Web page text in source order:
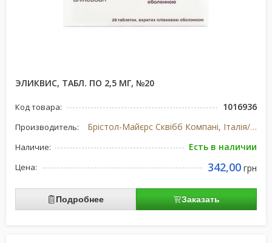
ЭЛИКВИС, ТАБЛ. ПО 2,5 МГ, №20
Код товара: 1016936
Производитель: Брістол-Майєрс Сквібб Компані, Італія/США
Наличие: Есть в наличии
Цена: 342,00 грн
Подробнее Заказать